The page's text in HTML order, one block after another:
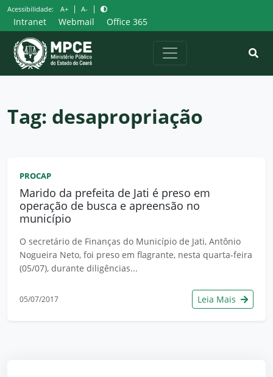
Pular
para
o
conteúdo
Acessibilidade: A+ | A- |
Intranet Webmail Office 365
Tag: desapropriação
PROCAP
Marido da prefeita de Jati é preso em
operação de busca e apreensão no
município
O secretário de Finanças do Município de Jati, Antônio
Nogueira Neto, foi preso em flagrante, nesta quarta-feira
(05/07), durante diligências...
05/07/2017 Leia Mais